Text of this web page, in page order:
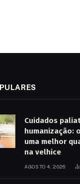
Cuidados
humanização:
uma melhor
na velhice
AGOSTO 4, 2026